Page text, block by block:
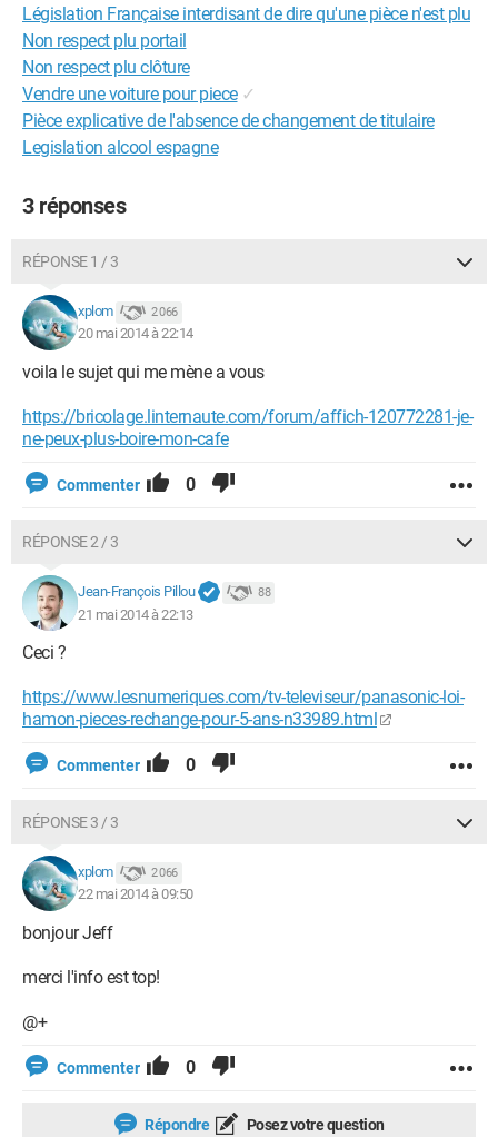
Législation Française interdisant de dire qu'une pièce n'est plu
Non respect plu portail
Non respect plu clôture
Vendre une voiture pour piece ✓
Pièce explicative de l'absence de changement de titulaire
Legislation alcool espagne
3 réponses
RÉPONSE 1 / 3
xplom 2 066
20 mai 2014 à 22:14
voila le sujet qui me mène a vous
https://bricolage.linternaute.com/forum/affich-120772281-je-
ne-peux-plus-boire-mon-cafe
Commenter 0
RÉPONSE 2 / 3
Jean-François Pillou 88
21 mai 2014 à 22:13
Ceci ?
https://www.lesnumeriques.com/tv-televiseur/panasonic-loi-
hamon-pieces-rechange-pour-5-ans-n33989.html
Commenter 0
RÉPONSE 3 / 3
xplom 2 066
22 mai 2014 à 09:50
bonjour Jeff
merci l'info est top!
@+
Commenter 0
Répondre Posez votre question